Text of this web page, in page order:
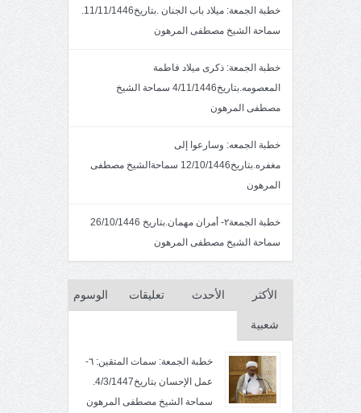
خطبة الجمعة: ميلاد باب الجنان .بتاريخ11/11/1446.
سماحة الشيخ مصطفى المرهون
خطبة الجمعة: ذكرى ميلاد فاطمة
المعصومه.بتاريخ4/11/1446 سماحة الشيخ
مصطفى المرهون
خطبة الجمعه: وسارعوا إلى
مغفره.بتاريخ12/10/1446 سماحةالشيخ مصطفى
المرهون
خطبة الجمعة٢- أمران مهمان.بتاريخ 26/10/1446
سماحة الشيخ مصطفى المرهون
الأكثر
شعبية
الأحدث تعليقات الوسوم
خطبة الجمعة: سمات المتقين: ٦-
عمل الإحسان بتاريخ4/3/1447.
سماحة الشيخ مصطفى المرهون